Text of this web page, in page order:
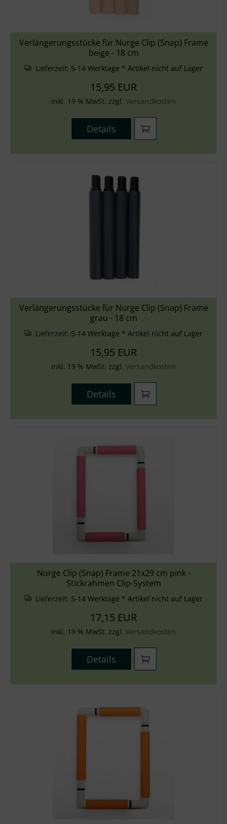
Verlängerungsstücke für Nurge Clip (Snap) Frame
beige - 18 cm
Lieferzeit: 5-14 Werktage * Artikel nicht auf Lager
15,95 EUR
inkl. 19 % MwSt. zzgl. Versandkosten
Details
Verlängerungsstücke für Nurge Clip (Snap) Frame
grau - 18 cm
Lieferzeit: 5-14 Werktage * Artikel nicht auf Lager
15,95 EUR
inkl. 19 % MwSt. zzgl. Versandkosten
Details
Nurge Clip (Snap) Frame 21x29 cm pink -
Stickrahmen Clip-System
Lieferzeit: 5-14 Werktage * Artikel nicht auf Lager
17,15 EUR
inkl. 19 % MwSt. zzgl. Versandkosten
Details